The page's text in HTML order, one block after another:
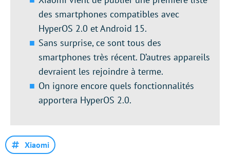
des smartphones compatibles avec
HyperOS 2.0 et Android 15.
Sans surprise, ce sont tous des
smartphones très récent. D’autres appareils
devraient les rejoindre à terme.
On ignore encore quels fonctionnalités
apportera HyperOS 2.0.
Xiaomi